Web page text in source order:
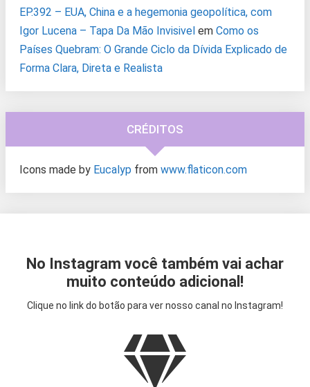
EP.392 – EUA, China e a hegemonia geopolítica, com
Igor Lucena – Tapa Da Mão Invisivel em Como os
Países Quebram: O Grande Ciclo da Dívida Explicado de
Forma Clara, Direta e Realista
CRÉDITOS
Icons made by Eucalyp from www.flaticon.com
No Instagram você também vai achar
muito conteúdo adicional!
Clique no link do botão para ver nosso canal no Instagram!